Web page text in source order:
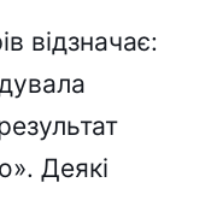
відзначає:
Деякі